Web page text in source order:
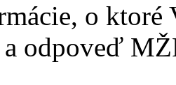
o
odpoveď